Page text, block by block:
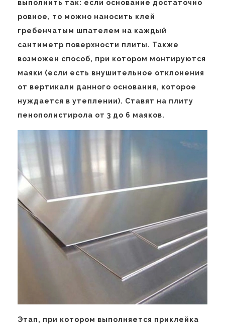
выполнить так: если основание достаточно
ровное, то можно наносить клей
гребенчатым шпателем на каждый
сантиметр поверхности плиты. Также
возможен способ, при котором монтируются
маяки (если есть внушительное отклонения
от вертикали данного основания, которое
нуждается в утеплении). Ставят на плиту
пенополистирола от 3 до 6 маяков.
Этап, при котором выполняется приклейка